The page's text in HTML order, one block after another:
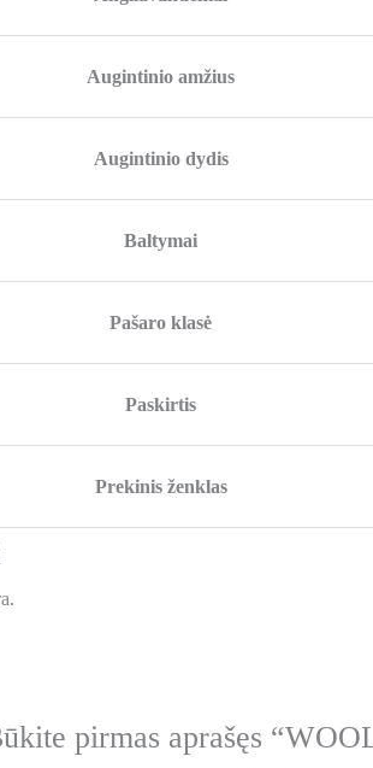
Augintinio amžius
Augintinio dydis
Baltymai
Pašaro klasė
Paskirtis
Prekinis ženklas
pirmas aprašęs